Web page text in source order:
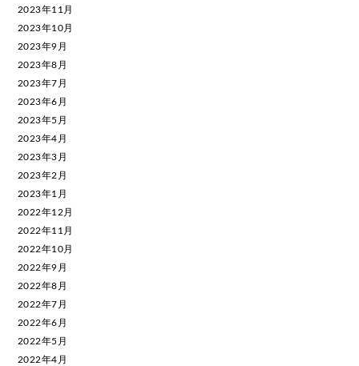
2023年11月
2023年10月
2023年9月
2023年8月
2023年7月
2023年6月
2023年5月
2023年4月
2023年3月
2023年2月
2023年1月
2022年12月
2022年11月
2022年10月
2022年9月
2022年8月
2022年7月
2022年6月
2022年5月
2022年4月